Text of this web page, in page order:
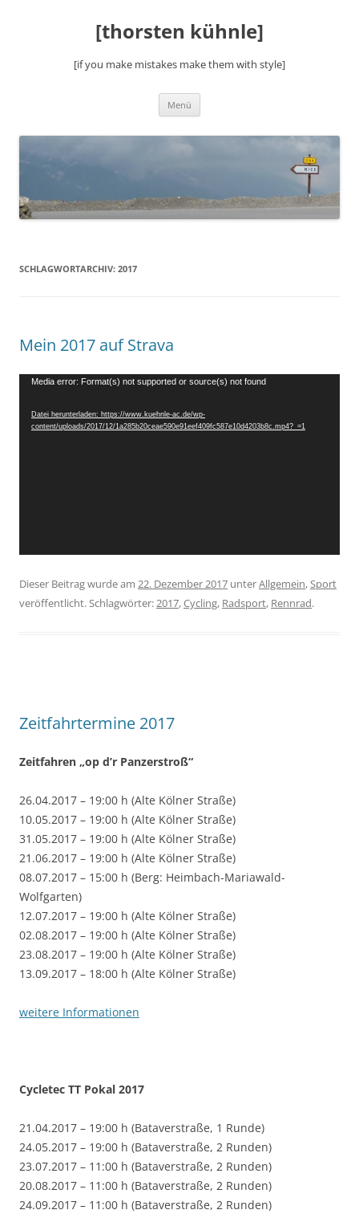
[thorsten kühnle]
[if you make mistakes make them with style]
Menü
SCHLAGWORTARCHIV: 2017
Mein 2017 auf Strava
Video-
Media error: Format(s) not supported or source(s) not found
Datei herunterladen: https://www.kuehnle-ac.de/wp-
content/uploads/2017/12/1a285b20ceae590e91eef409fc587e10d4203b8c.mp4?_=1
Dieser Beitrag wurde am 22. Dezember 2017 unterAllgemein,Sport
veröffentlicht. Schlagwörter:2017,Cycling, Radsport, Rennrad.
Zeitfahrtermine 2017
Zeitfahren „op d’r Panzerstroß“
26.04.2017 – 19:00 h (Alte Kölner Straße)
10.05.2017 – 19:00 h (Alte Kölner Straße)
31.05.2017 – 19:00 h (Alte Kölner Straße)
21.06.2017 – 19:00 h (Alte Kölner Straße)
08.07.2017 – 15:00 h (Berg: Heimbach-Mariawald-
Wolfgarten)
12.07.2017 – 19:00 h (Alte Kölner Straße)
02.08.2017 – 19:00 h (Alte Kölner Straße)
23.08.2017 – 19:00 h (Alte Kölner Straße)
13.09.2017 – 18:00 h (Alte Kölner Straße)
weitere Informationen
Cycletec TT Pokal 2017
21.04.2017 – 19:00 h (Bataverstraße, 1 Runde)
24.05.2017 – 19:00 h (Bataverstraße, 2 Runden)
23.07.2017 – 11:00 h (Bataverstraße, 2 Runden)
20.08.2017 – 11:00 h (Bataverstraße, 2 Runden)
24.09.2017 – 11:00 h (Bataverstraße, 2 Runden)